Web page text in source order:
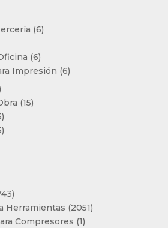
66
66
productos
Impresión 66
1515
15
productos
15
2743
productos
Herramientas 20512051
Compresores 11